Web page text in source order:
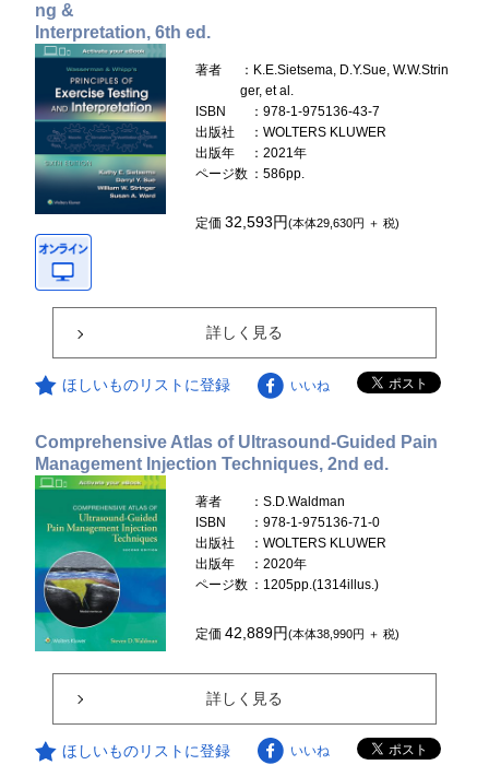
ng &
Interpretation, 6th ed.
著者
：K.E.Sietsema, D.Y.Sue, W.W.Strin
ger, et al.
ISBN
：978-1-975136-43-7
出版社
：WOLTERS KLUWER
出版年
：2021年
ページ数 ：586pp.
定価32,593円(本体29,630円 ＋ 税)
詳しく見る
ほしいものリストに登録 いいね
Comprehensive Atlas of Ultrasound-Guided Pain
Management Injection Techniques, 2nd ed.
著者
：S.D.Waldman
ISBN
：978-1-975136-71-0
出版社
：WOLTERS KLUWER
出版年
：2020年
ページ数 ：1205pp.(1314illus.)
定価42,889円(本体38,990円 ＋ 税)
詳しく見る
ほしいものリストに登録 いいね